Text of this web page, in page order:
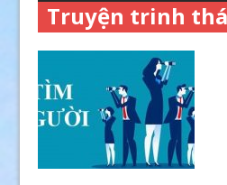
Truyện trinh